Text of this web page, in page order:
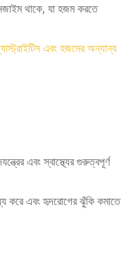
থাকে, যা হজম করতে
এবং হজমের অন্যান্য
এবং স্বাস্থ্যের গুরুত্বপূর্ণ
করে এবং হৃদরোগের ঝুঁকি কমাতে